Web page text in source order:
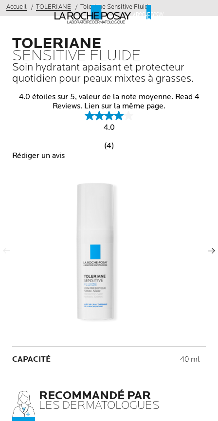
Accueil TOLERIANE Toleriane Sensitive Fluid
TOLERIANE
SENSITIVE FLUIDE
Soin hydratant apaisant et protecteur
quotidien pour peaux mixtes à grasses.
4.0 étoiles sur 5, valeur de la note moyenne. Read 4
Reviews. Lien sur la même page.
4.0
(4)
Rédiger un avis
Panneau suivant
CAPACITÉ Volume
40 ml
RECOMMANDÉ PAR
LES DERMATOLOGUES